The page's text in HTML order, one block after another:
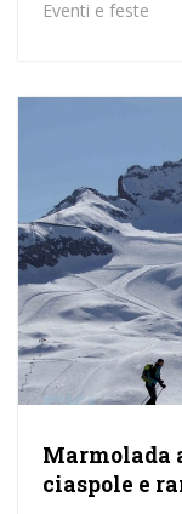
Eventi e feste
Marmolada
ciaspole e